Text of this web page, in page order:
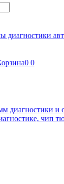
0 0
диагностики и
чип